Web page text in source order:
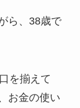
ら、38歳で
を揃えて
お金の使い